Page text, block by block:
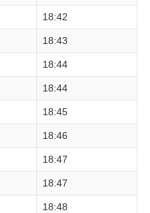
18:42
18:43
18:44
18:44
18:45
18:46
18:47
18:47
18:48